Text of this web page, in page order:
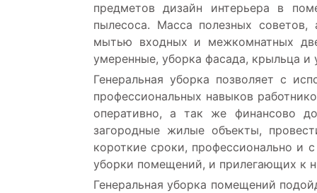
предметов дизайн интерьера в
пылесоса. Масса полезных
мытью входных и межкомнатных
умеренные, уборка фасада, крыльца
Генеральная уборка позволяет с
профессиональных навыков
оперативно, а так же финансово
загородные жилые объекты,
короткие сроки, профессионально и
уборки помещений, и прилегающих к
Генеральная уборка помещений